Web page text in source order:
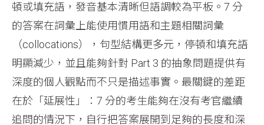
頓或填充語，發音基本清晰但語調較為平板。7 分
的答案在詞彙上能使用慣用語和主題相關詞彙
（collocations），句型結構更多元，停頓和填充語
明顯減少，並且能夠針對 Part 3 的抽象問題提供有
深度的個人觀點而不只是描述事實。最關鍵的差距
在於「延展性」：7 分的考生能夠在沒有考官繼續
追問的情況下，自行把答案展開到足夠的長度和深